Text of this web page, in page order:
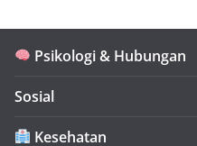
Psikologi & Hubungan
Sosial
Kesehatan